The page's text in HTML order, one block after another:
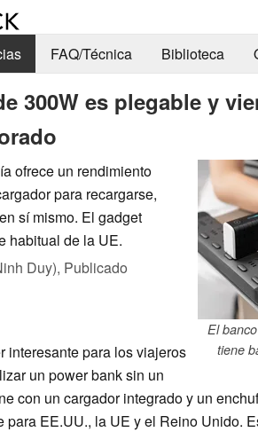
FAQ/Técnica Biblioteca
300W es plegable y
El
tiene
ofrece un rendimiento
para recargarse,
sí mismo. El gadget
habitual de la UE.
Duy), Publicado
interesante para los viajeros
un power bank sin un
con un cargador integrado y un
para EE.UU., la UE y el Reino Unido.